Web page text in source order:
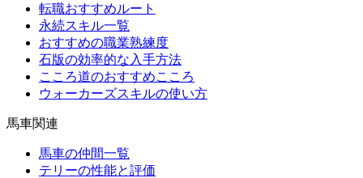
転職おすすめルート
永続スキル一覧
おすすめの職業熟練度
石版の効率的な入手方法
こころ道のおすすめこころ
ウォーカーズスキルの使い方
馬車関連
馬車の仲間一覧
テリーの性能と評価